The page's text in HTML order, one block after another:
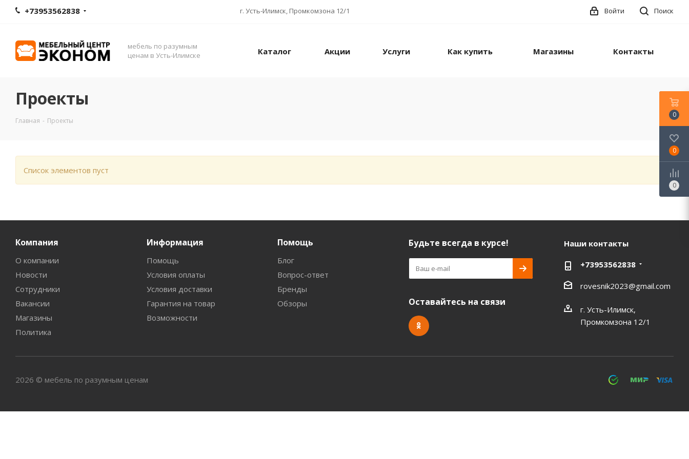
+73953562838 г. Усть-Илимск, Промкомзона 12/1 Поиск
Войти
мебель по разумным
ценам в Усть-Илимске
Каталог Акции Услуги Как купить Магазины Контакты
Проекты
Главная - Проекты
Список элементов пуст
Компания
О компании
Новости
Сотрудники
Вакансии
Магазины
Политика
Информация
Помощь
Условия оплаты
Условия доставки
Гарантия на товар
Возможности
Помощь
Блог
Вопрос-ответ
Бренды
Обзоры
Будьте всегда в курсе!
Оставайтесь на связи
Наши контакты
+73953562838
rovesnik2023@gmail.com
г. Усть-Илимск,
Промкомзона 12/1
2026 © мебель по разумным ценам
0
0
0